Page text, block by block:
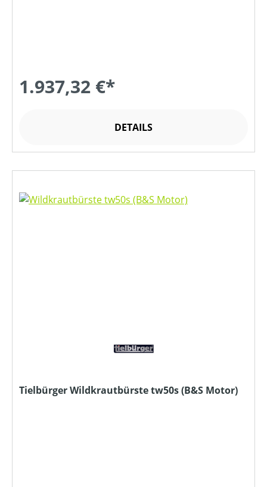
1.937,32 €*
DETAILS
Tielbürger Wildkrautbürste tw50s (B&S Motor)